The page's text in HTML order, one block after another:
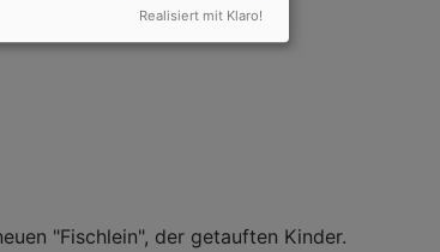
"Fischlein", der getauften Kinder.
Realisiert mit Klaro!